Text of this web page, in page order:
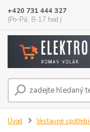
+420 731 444 327
(Po-Pá, 8-17 hod.)
Úvod Vestavné